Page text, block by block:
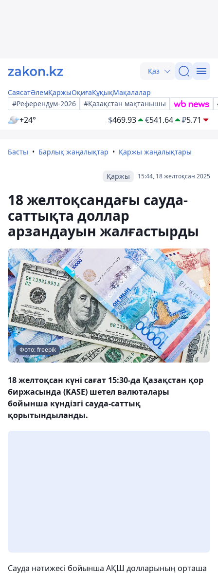
Қаз
СаясатӘлемҚаржыОқиғаҚұқықМақалалар
#Референдум-2026
#Қазақстан мақтанышы
+24° $469.93 €541.64 ₽5.71
Басты Барлық жаңалықтар Қаржы жаңалықтары
15:44, 18 желтоқсан 2025
Қаржы
18 желтоқсандағы сауда-
саттықта доллар
арзандауын жалғастырды
Фото: freepik
18 желтоқсан күні сағат 15:30-да Қазақстан қор
биржасында (KASE) шетел валюталары
бойынша күндізгі сауда-саттық
қорытындыланды.
Сауда нәтижесі бойынша АҚШ долларының орташа